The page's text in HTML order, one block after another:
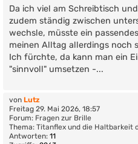
Da ich viel am Schreibtisch
zudem ständig zwischen
wechsle, müsste ein
meinen Alltag allerdings noch
Ich fürchte, da kann man ein
"sinnvoll" umsetzen -...
von Lutz
Freitag 29. Mai 2026, 18:57
Forum: Fragen zur Brille
Thema: Titanflex und die Haltbarkeit
Antworten: 11